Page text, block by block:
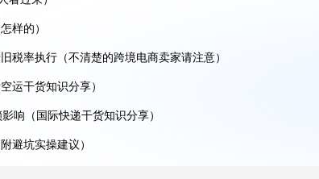
分享)
）
样的）
税率执行（不清楚的跨境电商卖家请注意）
运干货知识分享）
响（国际快递干货知识分享）
避坑实操建议）